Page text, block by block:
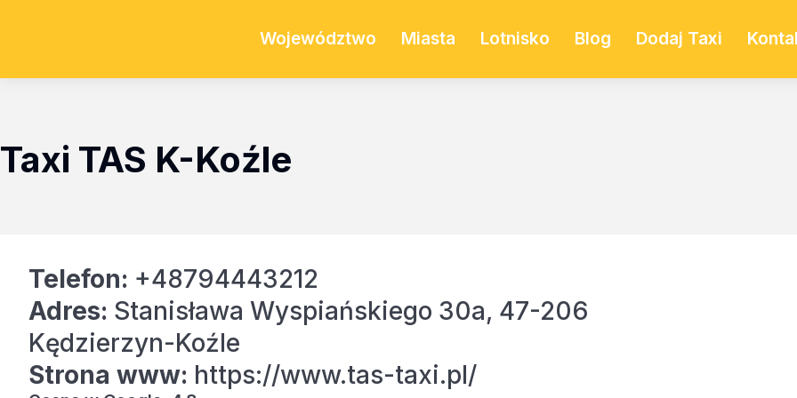
Województwo Miasta Lotnisko Blog Dodaj Taxi
Taxi TAS K-Koźle
Telefon: +48794443212
Adres: Stanisława Wyspiańskiego 30a, 47-206
Kędzierzyn-Koźle
Strona www: https://www.tas-taxi.pl/